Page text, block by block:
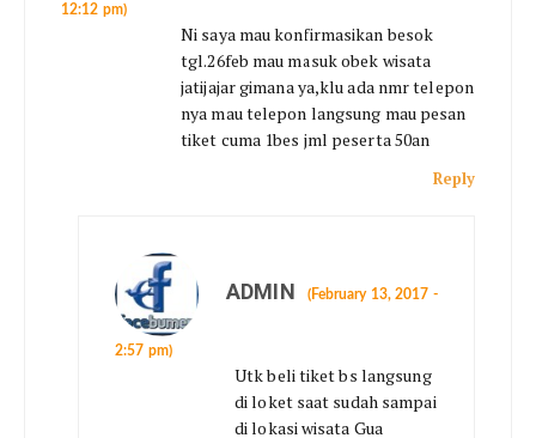
12:12 pm)
Ni saya mau konfirmasikan besok
tgl.26feb mau masuk obek wisata
jatijajar gimana ya,klu ada nmr telepon
nya mau telepon langsung mau pesan
tiket cuma 1bes jml peserta 50an
Reply
ADMIN (February 13, 2017 -
2:57 pm)
Utk beli tiket bs langsung
di loket saat sudah sampai
di lokasi wisata Gua